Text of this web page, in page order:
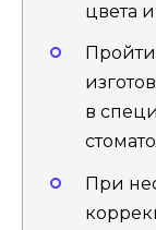
цвета
в
При